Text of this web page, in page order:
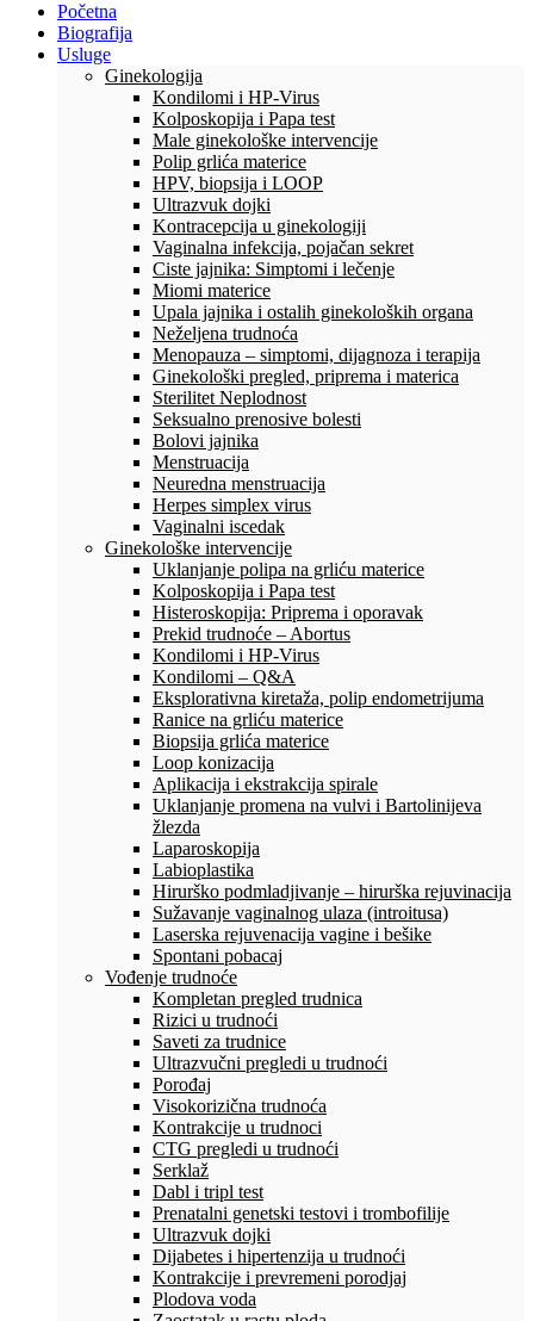
Početna
Biografija
Usluge
Ginekologija
Kondilomi i HP-Virus
Kolposkopija i Papa test
Male ginekološke intervencije
Polip grlića materice
HPV, biopsija i LOOP
Ultrazvuk dojki
Kontracepcija u ginekologiji
Vaginalna infekcija, pojačan sekret
Ciste jajnika: Simptomi i lečenje
Miomi materice
Upala jajnika i ostalih ginekoloških organa
Neželjena trudnoća
Menopauza – simptomi, dijagnoza i terapija
Ginekološki pregled, priprema i materica
Sterilitet Neplodnost
Seksualno prenosive bolesti
Bolovi jajnika
Menstruacija
Neuredna menstruacija
Herpes simplex virus
Vaginalni iscedak
Ginekološke intervencije
Uklanjanje polipa na grliću materice
Kolposkopija i Papa test
Histeroskopija: Priprema i oporavak
Prekid trudnoće – Abortus
Kondilomi i HP-Virus
Kondilomi – Q&A
Eksplorativna kiretaža, polip endometrijuma
Ranice na grliću materice
Biopsija grlića materice
Loop konizacija
Aplikacija i ekstrakcija spirale
Uklanjanje promena na vulvi i Bartolinijeva
žlezda
Laparoskopija
Labioplastika
Hirurško podmladjivanje – hirurška rejuvinacija
Sužavanje vaginalnog ulaza (introitusa)
Laserska rejuvenacija vagine i bešike
Spontani pobacaj
Vođenje trudnoće
Kompletan pregled trudnica
Rizici u trudnoći
Saveti za trudnice
Ultrazvučni pregledi u trudnoći
Porođaj
Visokorizična trudnoća
Kontrakcije u trudnoci
CTG pregledi u trudnoći
Serklaž
Dabl i tripl test
Prenatalni genetski testovi i trombofilije
Ultrazvuk dojki
Dijabetes i hipertenzija u trudnoći
Kontrakcije i prevremeni porodjaj
Plodova voda